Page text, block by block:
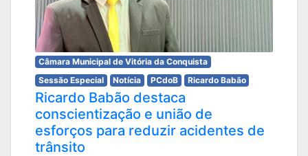
Câmara Municipal de Vitória da Conquista
Sessão Especial
Notícia PCdoB Ricardo Babão
Ricardo Babão destaca
conscientização e união de
esforços para reduzir acidentes de
trânsito